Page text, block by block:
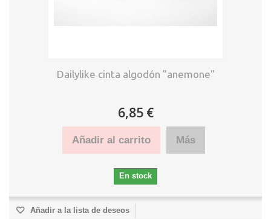
Dailylike cinta algodón "anemone"
6,85 €
Añadir al carrito Más
En stock
Añadir a la lista de deseos